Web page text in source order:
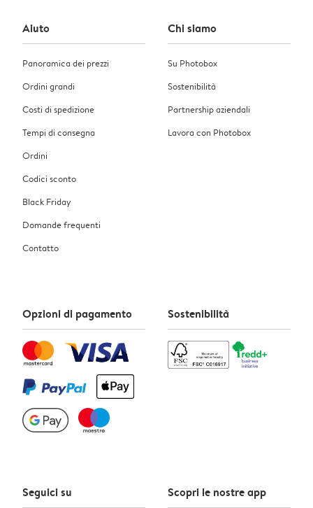
Aiuto
Panoramica dei prezzi
Ordini grandi
Costi di spedizione
Tempi di consegna
Ordini
Codici sconto
Black Friday
Domande frequenti
Contatto
Chi siamo
Su Photobox
Sostenibilità
Partnership aziendali
Lavora con Photobox
Opzioni di pagamento Sostenibilità
Seguici su Scopri le nostre app